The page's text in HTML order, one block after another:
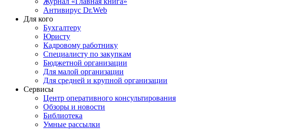
Антивирус Dr.Web
Для кого
Бухгалтеру
Юристу
Кадровому работнику
Специалисту по закупкам
Бюджетной организации
Для малой организации
Для средней и крупной организации
Сервисы
Центр оперативного консультирования
Обзоры и новости
Библиотека
Умные рассылки